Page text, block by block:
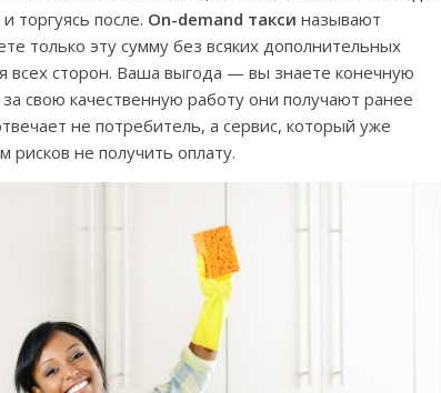
торгуясь после. On-demand такси называют
только эту сумму без всяких дополнительных
всех сторон. Ваша выгода — вы знаете конечную
свою качественную работу они получают ранее
не потребитель, а сервис, который уже
не получить оплату.